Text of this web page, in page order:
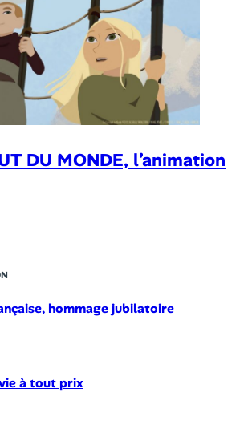
DU MONDE, l’animation
hommage jubilatoire
à tout prix